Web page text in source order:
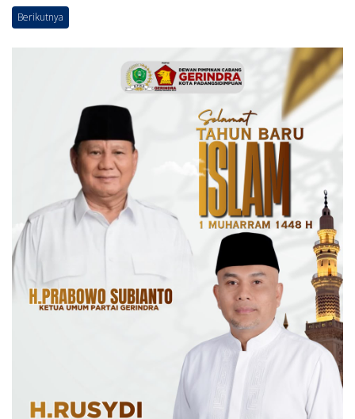
Berikutnya